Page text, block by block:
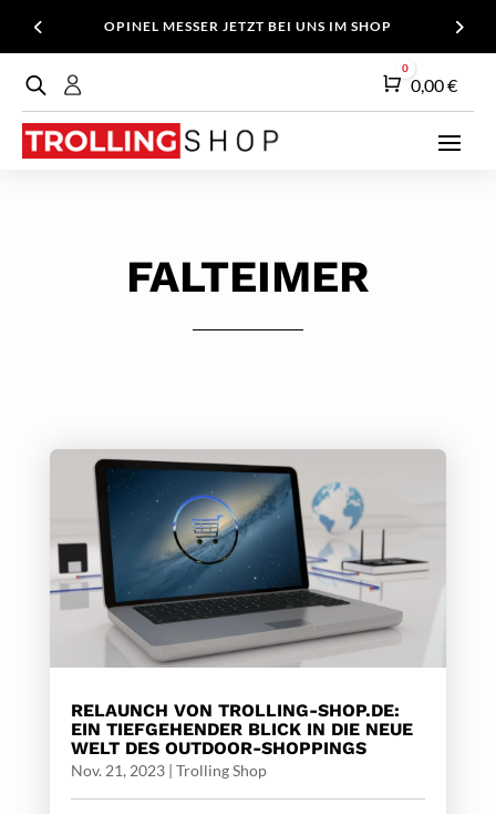
OPINEL MESSER JETZT BEI UNS IM SHOP
Warenkorb
0
0,00€
FALTEIMER
RELAUNCH VON TROLLING-SHOP.DE:
EIN TIEFGEHENDER BLICK IN DIE NEUE
WELT DES OUTDOOR-SHOPPINGS
Nov. 21, 2023| Trolling Shop